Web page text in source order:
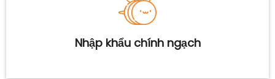
Nhập khẩu chính ngạch